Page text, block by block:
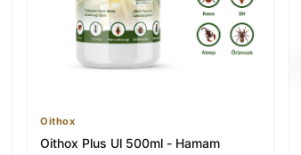
Oithox
Oithox Plus Ul 500ml - Hamam